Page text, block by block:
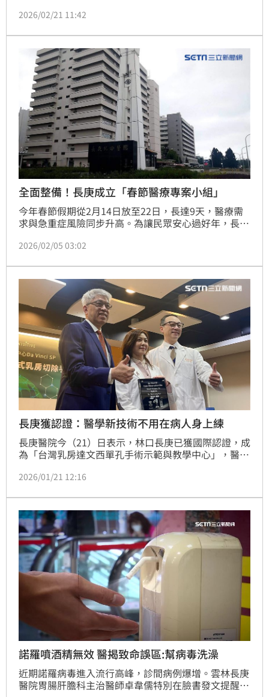
醫院搶救，仍因傷重宣告不治。警方勘驗現場，郭女機
除係自撞，詳細原因仍有待進一步釐清。
2026/02/21 11:42
全面整備！長庚成立「春節醫療專案小組」
今年春節假期從2月14日放至22日，長達9天，醫療需
求與急重症風險同步升高。為讓民眾安心過好年，長庚
組」，提前整備醫療量能，並規劃4大因應對策，建立
服務穩定不中斷。
2026/02/05 03:02
長庚獲認證：醫學新技術不用在病人身上練
長庚醫院今（21）日表示，林口長庚已獲國際認證，成
為「台灣乳房達文西單孔手術示範與教學中心」，醫生
來協助你；院方也已設置多個通過認證的教學中心，醫
習。
2026/01/21 12:16
諾羅噴酒精無效 醫揭致命誤區:幫病毒洗澡
近期諾羅病毒進入流行高峰，診間病例爆增。雲林長庚
醫院胃腸肝膽科主治醫師卓韋儒特別在臉書發文提醒，